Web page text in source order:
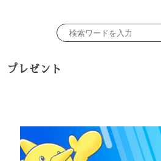
検
力
プレゼント